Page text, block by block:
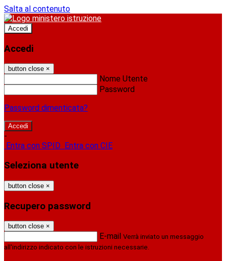
Salta al contenuto
Accedi
Accedi
button close ×
Nome Utente
Password
Password dimenticata?
-
Entra con SPID Entra con CIE
Seleziona utente
button close ×
Recupero password
button close ×
E-mail Verrà inviato un messaggio
all'indirizzo indicato con le istruzioni necessarie.